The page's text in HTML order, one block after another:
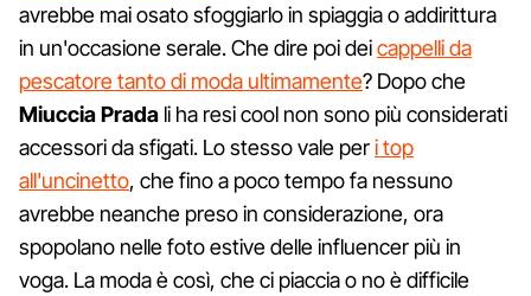
avrebbe mai osato sfoggiarlo in spiaggia o addirittura
in un'occasione serale. Che dire poi deicappelli da
pescatore tanto di moda ultimamente? Dopo che
Miuccia Prada li ha resi cool non sono più considerati
accessori da sfigati. Lo stesso vale peri top
all'uncinetto, che fino a poco tempo fa nessuno
avrebbe neanche preso in considerazione, ora
spopolano nelle foto estive delle influencer più in
voga. La moda è così, che ci piaccia o no è difficile